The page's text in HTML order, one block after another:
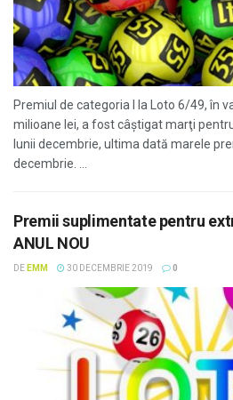
Premiul de categoria I la Loto 6/49, în
milioane lei, a fost câştigat marţi
lunii decembrie, ultima dată marele
decembrie. ...
Premii suplimentate pentru
ANUL NOU
DE EMM 30 DECEMBRIE 2019 0